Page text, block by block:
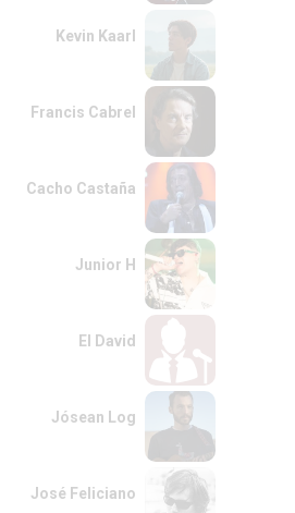
Kevin Kaarl
Francis Cabrel
Cacho Castaña
Junior H
El David
Jósean Log
José Feliciano